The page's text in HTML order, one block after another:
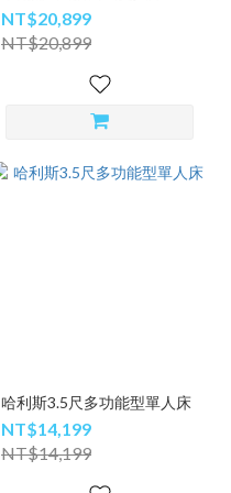
NT$20,899
NT$20,899
哈利斯3.5尺多功能型單人床
NT$14,199
NT$14,199